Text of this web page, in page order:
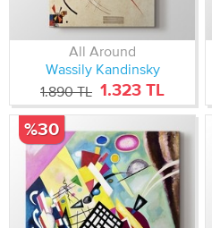
All Around
Wassily Kandinsky
1.890 TL 1.323 TL
%30